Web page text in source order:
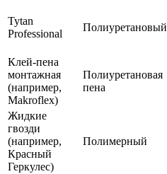
Tytan
Professional
Полиуретановый
Клей-пена
монтажная
(например,
Makroflex)
Полиуретановая
пена
Жидкие
гвозди
(например,
Красный
Геркулес)
Полимерный